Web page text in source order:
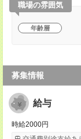
職場の雰囲気
年齢層
募集情報
給与
時給2000円